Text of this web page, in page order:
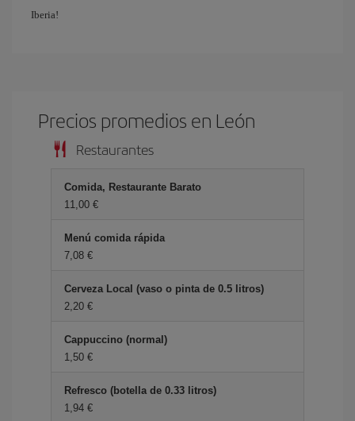
Iberia!
Precios promedios en León
Restaurantes
Comida, Restaurante Barato
11,00 €
Menú comida rápida
7,08 €
Cerveza Local (vaso o pinta de 0.5 litros)
2,20 €
Cappuccino (normal)
1,50 €
Refresco (botella de 0.33 litros)
1,94 €